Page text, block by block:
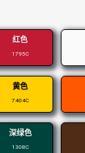
红色
1795C
黄色
7404C
深绿色
1308C